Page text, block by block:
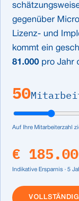
gegenüber
Lizenz- und
kommt ein
81.000 pro Jahr
50
Auf Ihre Mitarbeiterzahl
€
Indikative Ersparnis · 5